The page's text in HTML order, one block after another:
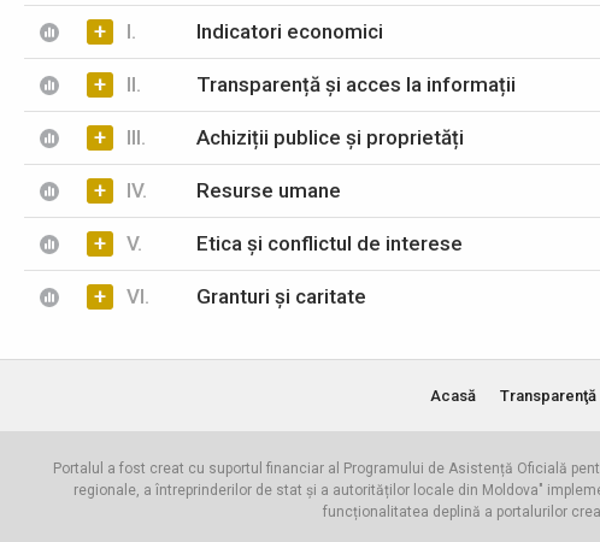
+ I. Indicatori economici
+ II. Transparență și acces la informații
+ III. Achiziții publice și proprietăți
+ IV. Resurse umane
+ V. Etica și conflictul de interese
+ VI. Granturi și caritate
Acasă Transparenţă
Portalul a fost creat cu suportul financiar al Programului de Asistență Oficială
regionale, a întreprinderilor de stat și a autorităților locale din Moldova"
funcționalitatea deplină a portalurilor